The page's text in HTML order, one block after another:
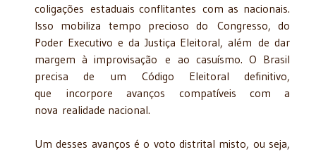
coligações estaduais conflitantes com as nacionais.
Isso mobiliza tempo precioso do Congresso, do
Poder Executivo e da Justiça Eleitoral, além de dar
margem à improvisação e ao casuísmo. O Brasil
precisa de um Código Eleitoral definitivo,
que incorpore avanços compatíveis com a
nova realidade nacional.
Um desses avanços é o voto distrital misto, ou seja,